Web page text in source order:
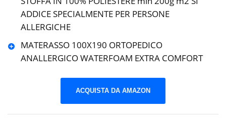
ADDICE SPECIALMENTE PER PERSONE
ALLERGICHE
MATERASSO 100X190 ORTOPEDICO
ANALLERGICO WATERFOAM EXTRA COMFORT
ACQUISTA DA AMAZON